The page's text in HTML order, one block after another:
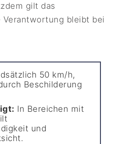
gilt das
bleibt bei
50 km/h,
Beschilderung
In Bereichen mit
und